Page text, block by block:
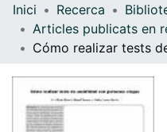
Inici Recerca